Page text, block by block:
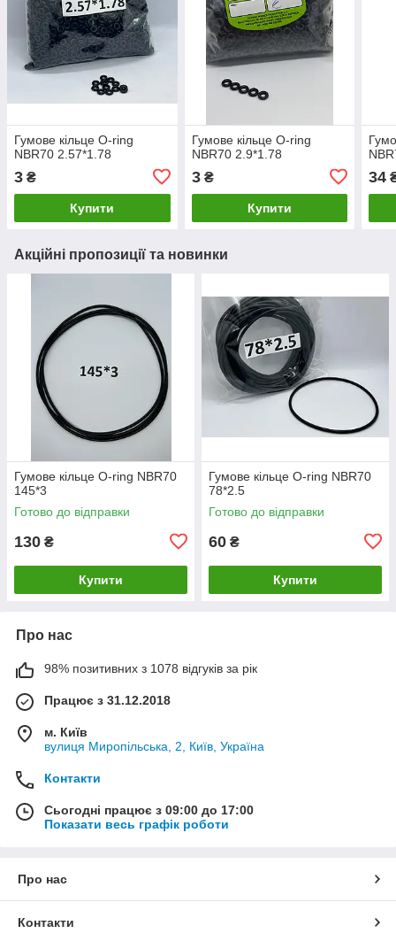
Гумове кільце O-ring
NBR70 2.57*1.78
3 ₴
Купити
Гумове кільце O-ring
NBR70 2.9*1.78
3₴
Купити
34
Акційні пропозиції та новинки
Гумове кільце O-ring NBR70
145*3
Готово до відправки
130 ₴
Купити
Гумове кільце O-ring NBR70
78*2.5
Готово до відправки
60 ₴
Купити
Про нас
98% позитивних з 1078 відгуків за рік
Працює з 31.12.2018
м. Київ
вулиця Миропільська, 2, Київ, Україна
Контакти
Сьогодні працює з 09:00 до 17:00
Показати весь графік роботи
Про нас
Контакти